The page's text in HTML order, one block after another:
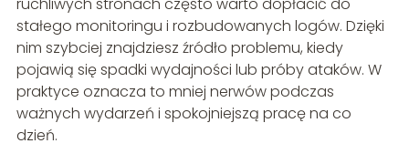
ruchliwych stronach często warto dopłacić do
stałego monitoringu i rozbudowanych logów. Dzięki
nim szybciej znajdziesz źródło problemu, kiedy
pojawią się spadki wydajności lub próby ataków. W
praktyce oznacza to mniej nerwów podczas
ważnych wydarzeń i spokojniejszą pracę na co
dzień.